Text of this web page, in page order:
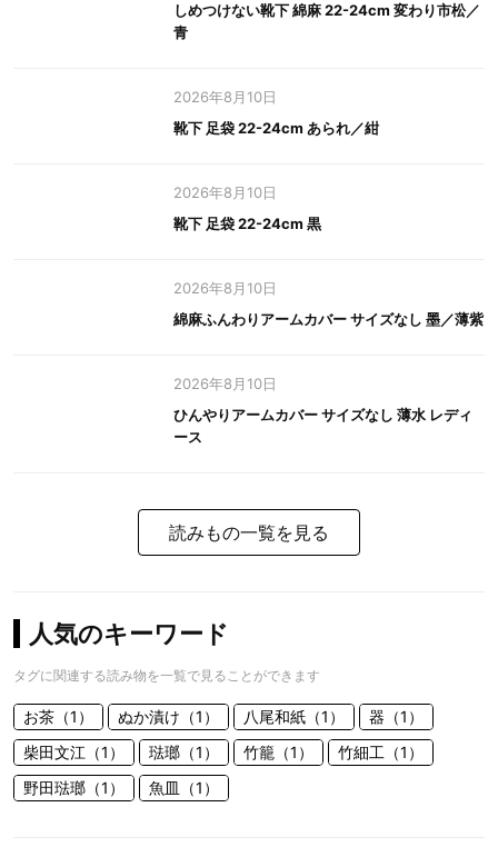
しめつけない靴下 綿麻 22-24cm 変わり市松／
青
2026年8月10日
靴下 足袋 22-24cm あられ／紺
2026年8月10日
靴下 足袋 22-24cm 黒
2026年8月10日
綿麻ふんわりアームカバー サイズなし 墨／薄紫
2026年8月10日
ひんやりアームカバー サイズなし 薄水 レディ
ース
読みもの一覧を見る
人気のキーワード
タグに関連する読み物を一覧で見ることができます
お茶（1） ぬか漬け（1） 八尾和紙（1）
器（1）
柴田文江（1）
琺瑯（1） 竹籠（1）
竹細工（1）
野田琺瑯（1）
魚皿（1）